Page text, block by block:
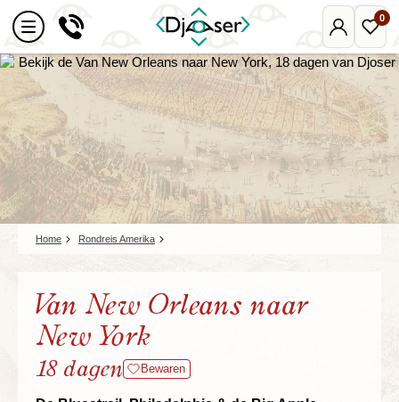
Mijn
Djoser
0
Home Rondreis Amerika
Van New Orleans naar
New York
18 dagen Bewaren